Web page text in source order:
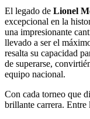
El legado de Lionel
excepcional en la
una impresionante
llevado a ser el
resalta su capacidad
de superarse,
equipo nacional.
Con cada torneo que
brillante carrera. Entre